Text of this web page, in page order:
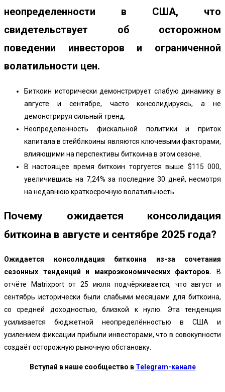
неопределенности в США, что
свидетельствует об осторожном
поведении инвесторов и ограниченной
волатильности цен.
Биткоин исторически демонстрирует слабую динамику в
августе и сентябре, часто консолидируясь, а не
демонстрируя сильный тренд.
Неопределенность фискальной политики и приток
капитала в стейблкоины являются ключевыми факторами,
влияющими на перспективы биткоина в этом сезоне.
В настоящее время биткоин торгуется выше $115 000,
увеличившись на 7,24% за последние 30 дней, несмотря
на недавнюю краткосрочную волатильность.
Почему ожидается консолидация
биткоина в августе и сентябре 2025 года?
Ожидается консолидация биткоина из-за сочетания
сезонных тенденций и макроэкономических факторов. В
отчёте Matrixport от 25 июля подчёркивается, что август и
сентябрь исторически были слабыми месяцами для биткоина,
со средней доходностью, близкой к нулю. Эта тенденция
усиливается бюджетной неопределённостью в США и
усилением фиксации прибыли инвесторами, что в совокупности
создаёт осторожную рыночную обстановку.
Вступай в наше сообщество в Telegram-канале